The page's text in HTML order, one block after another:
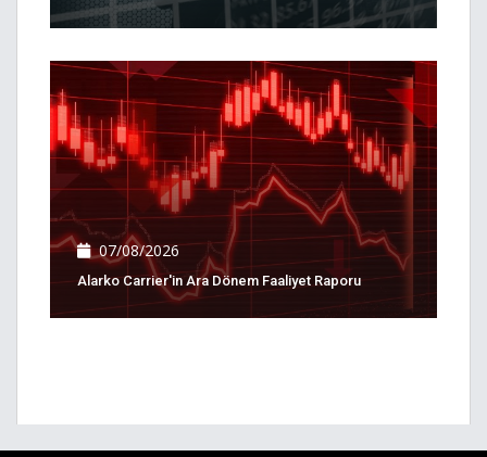
07/08/2026
Alarko Carrier'in Ara Dönem Faaliyet Raporu